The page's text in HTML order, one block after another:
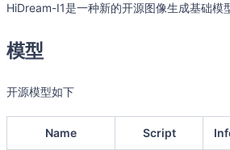
HiDream-I1是一种新的开源图像生成基础
模型
开源模型如下
Name Script